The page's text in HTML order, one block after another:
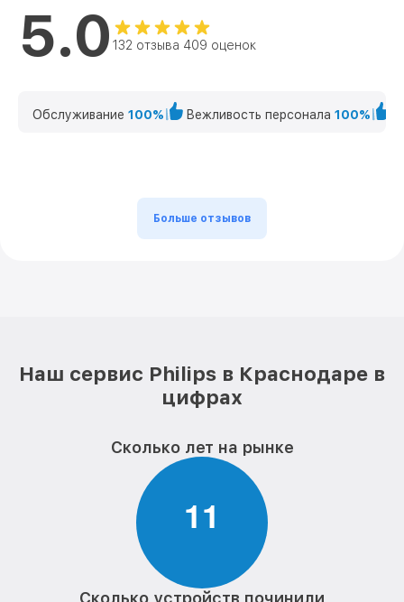
5.0 132 отзыва 409 оценок
Обслуживание 100% Вежливость персонала 100%
Больше отзывов
Наш сервис Philips в Краснодаре в
цифрах
Сколько лет на рынке
11
Сколько устройств починили